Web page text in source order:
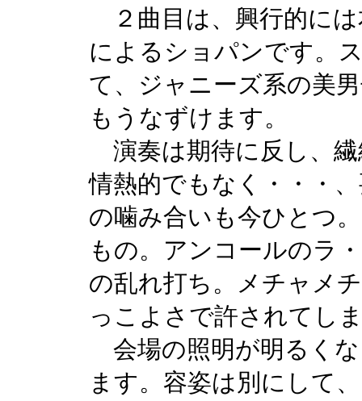
２曲目は、興行的に
によるショパンです。
て、ジャニーズ系の美
もうなずけます。
演奏は期待に反し、
情熱的でもなく・・・
の噛み合いも今ひとつ
もの。アンコールのラ
の乱れ打ち。メチャメ
っこよさで許されてし
会場の照明が明るく
ます。容姿は別にして